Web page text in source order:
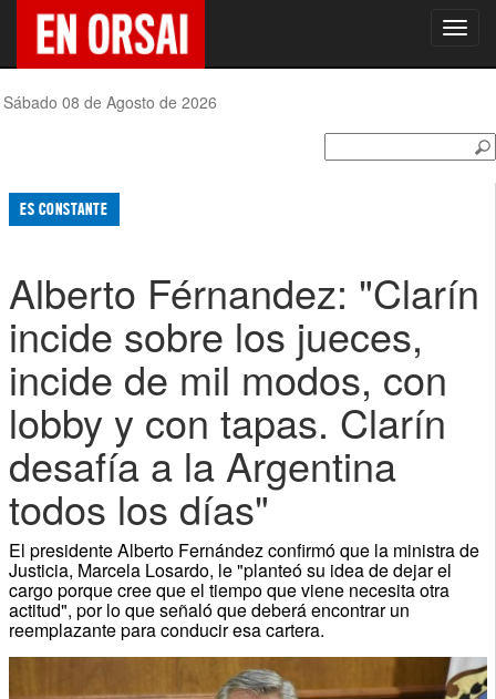
Sábado 08 de Agosto de 2026
ES CONSTANTE
Alberto Férnandez: "Clarín
incide sobre los jueces,
incide de mil modos, con
lobby y con tapas. Clarín
desafía a la Argentina
todos los días"
El presidente Alberto Fernández confirmó que la ministra de
Justicia, Marcela Losardo, le "planteó su idea de dejar el
cargo porque cree que el tiempo que viene necesita otra
actitud", por lo que señaló que deberá encontrar un
reemplazante para conducir esa cartera.